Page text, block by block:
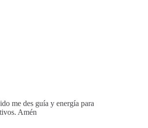
me des guía y energía para
Amén